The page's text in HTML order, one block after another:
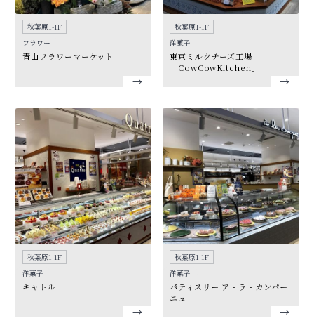
秋葉原1-1F
フラワー
青山フラワーマーケット
秋葉原1-1F
洋菓子
東京ミルクチーズ工場
「CowCowKitchen」
秋葉原1-1F
洋菓子
キャトル
秋葉原1-1F
洋菓子
パティスリー ア・ラ・カンパー
ニュ